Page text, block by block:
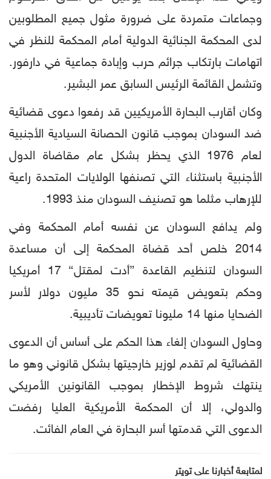
وجماعات متمردة على ضرورة مثول جميع المطلوبين
لدى المحكمة الجنائية الدولية أمام المحكمة للنظر في
اتهامات بارتكاب جرائم حرب وإبادة جماعية في دارفور.
وتشمل القائمة الرئيس السابق عمر البشير.
وكان أقارب البحارة الأمريكيين قد رفعوا دعوى قضائية
ضد السودان بموجب قانون الحصانة السيادية الأجنبية
لعام 1976 الذي يحظر بشكل عام مقاضاة الدول
الأجنبية باستثناء التي تصنفها الولايات المتحدة راعية
للإرهاب مثلما هو تصنيف السودان منذ 1993.
ولم يدافع السودان عن نفسه أمام المحكمة وفي
2014 خلص أحد قضاة المحكمة إلى أن مساعدة
السودان لتنظيم القاعدة ”أدت لمقتل“ 17 أمريكيا
وحكم بتعويض قيمته نحو 35 مليون دولار لأسر
الضحايا منها 14 مليونا تعويضات تأديبية.
وحاول السودان إلغاء هذا الحكم على أساس أن الدعوى
القضائية لم تقدم لوزير خارجيتها بشكل قانوني وهو ما
ينتهك شروط الإخطار بموجب القانونين الأمريكي
والدولي، إلا أن المحكمة الأمريكية العليا رفضت
الدعوى التي قدمتها أسر البحارة في العام الفائت.
لمتابعة أخبارنا على تويتر